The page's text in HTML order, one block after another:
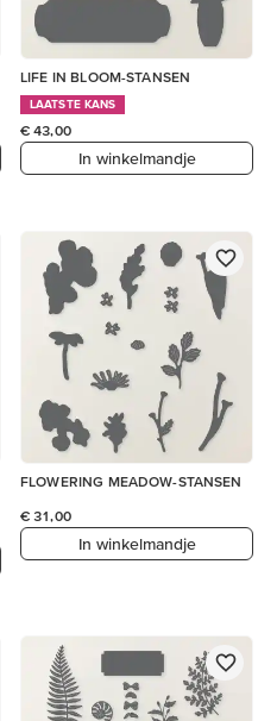
LIFE IN BLOOM-STANSEN
LAATSTE KANS
€ 43,00
In winkelmandje
FLOWERING MEADOW-STANSEN
€ 31,00
In winkelmandje